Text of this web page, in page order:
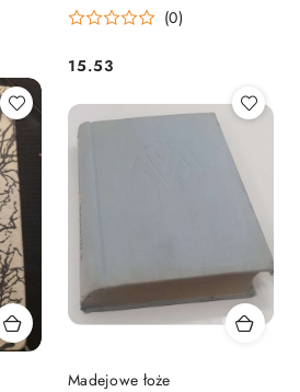
(0)
Cena:
15.53
Madejowe łoże